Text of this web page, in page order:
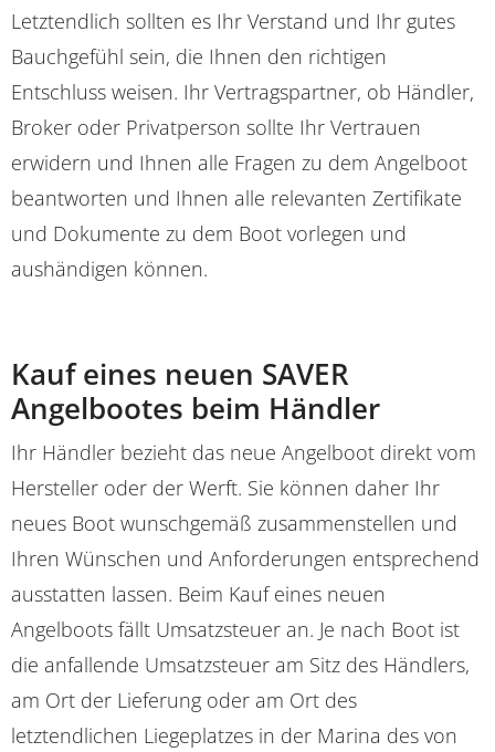
Letztendlich sollten es Ihr Verstand und Ihr gutes
Bauchgefühl sein, die Ihnen den richtigen
Entschluss weisen. Ihr Vertragspartner, ob Händler,
Broker oder Privatperson sollte Ihr Vertrauen
erwidern und Ihnen alle Fragen zu dem Angelboot
beantworten und Ihnen alle relevanten Zertifikate
und Dokumente zu dem Boot vorlegen und
aushändigen können.
Kauf eines neuen SAVER
Angelbootes beim Händler
Ihr Händler bezieht das neue Angelboot direkt vom
Hersteller oder der Werft. Sie können daher Ihr
neues Boot wunschgemäß zusammenstellen und
Ihren Wünschen und Anforderungen entsprechend
ausstatten lassen. Beim Kauf eines neuen
Angelboots fällt Umsatzsteuer an. Je nach Boot ist
die anfallende Umsatzsteuer am Sitz des Händlers,
am Ort der Lieferung oder am Ort des
letztendlichen Liegeplatzes in der Marina des von